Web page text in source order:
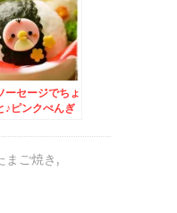
ーセージでちょ
♪ピンクぺんぎ
まご焼き ,